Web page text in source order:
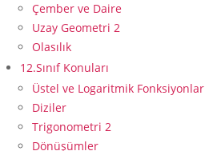
Çember ve Daire
Uzay Geometri 2
Olasılık
12.Sınıf Konuları
Üstel ve Logaritmik Fonksiyonlar
Diziler
Trigonometri 2
Dönüşümler